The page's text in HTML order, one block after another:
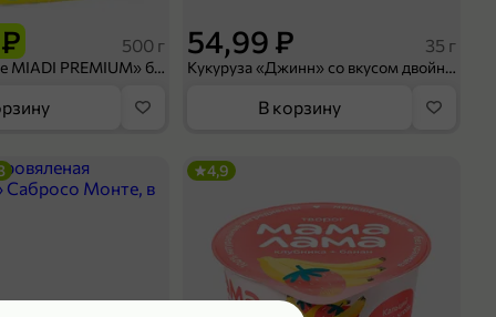
500 г
Рис «TaMashAe MIADI PREMIUM» басмати пропаренный, 500 г
54,99 ₽ 35 г
Кукуруза «Джинн» со вкусом двойного сыра и чили, 35 г
В корзину
4,9